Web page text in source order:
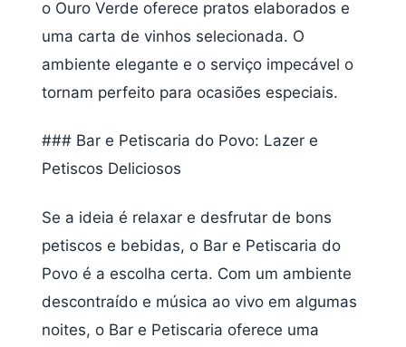
o Ouro Verde oferece pratos elaborados e
uma carta de vinhos selecionada. O
ambiente elegante e o serviço impecável o
tornam perfeito para ocasiões especiais.
### Bar e Petiscaria do Povo: Lazer e
Petiscos Deliciosos
Se a ideia é relaxar e desfrutar de bons
petiscos e bebidas, o Bar e Petiscaria do
Povo é a escolha certa. Com um ambiente
descontraído e música ao vivo em algumas
noites, o Bar e Petiscaria oferece uma